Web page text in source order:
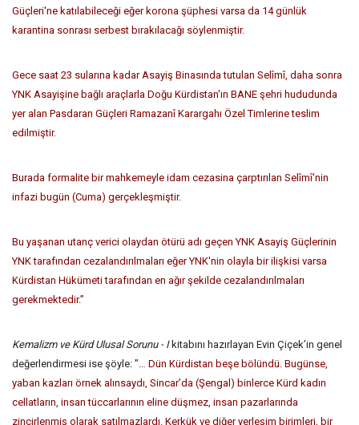
Güçleri'ne katılabileceği eğer korona şüphesi varsa da 14 günlük
karantina sonrası serbest bırakılacağı söylenmiştir.
Gece saat 23 sularına kadar Asayiş Binasında tutulan Selîmî, daha sonra
YNK Asayişine bağlı araçlarla Doğu Kürdistan'ın BANE şehri hududunda
yer alan Pasdaran Güçleri Ramazanî Karargahı Özel Timlerine teslim
edilmiştir.
Burada formalite bir mahkemeyle idam cezasina çarptırılan Selîmî'nin
infazi bugün (Cuma) gerçekleşmiştir.
Bu yaşanan utanç verici olaydan ötürü adı geçen YNK Asayiş Güçlerinin
YNK tarafından cezalandırılmaları eğer YNK'nin olayla bir ilişkisi varsa
Kürdistan Hükümeti tarafından en ağır şekilde cezalandırılmaları
gerekmektedir.”
Kemalizm ve Kürd Ulusal Sorunu - Ikitabını hazırlayan Evin Çiçek’in genel
değerlendirmesi ise şöyle: "… Dün Kürdistan beşe bölündü. Bugünse,
yaban kazları örnek alınsaydı, Sincar’da (Şengal) binlerce Kürd kadın
cellatların, insan tüccarlarının eline düşmez, insan pazarlarında
zincirlenmiş olarak satılmazlardı. Kerkük ve diğer yerleşim birimleri, bir